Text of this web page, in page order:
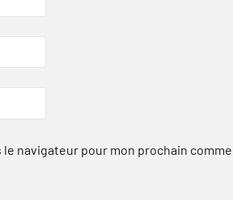
navigateur pour mon prochain